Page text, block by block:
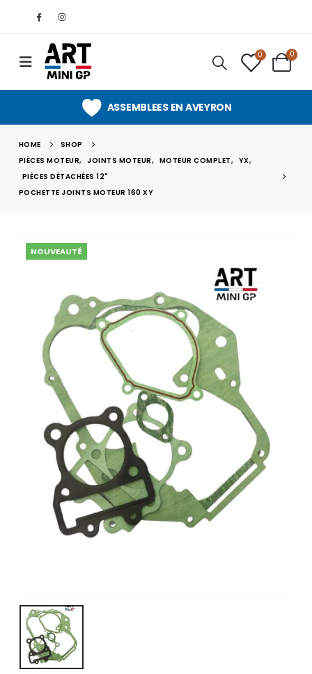
0 0
ASSEMBLEES EN AVEYRON
HOME
SHOP
PIÈCES MOTEUR, JOINTS MOTEUR, MOTEUR COMPLET, YX,
PIÈCES DÉTACHÉES 12"
POCHETTE JOINTS MOTEUR 160 XY
NOUVEAUTÉ